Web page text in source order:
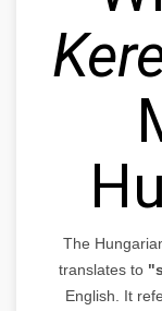
The
translates to
English. It